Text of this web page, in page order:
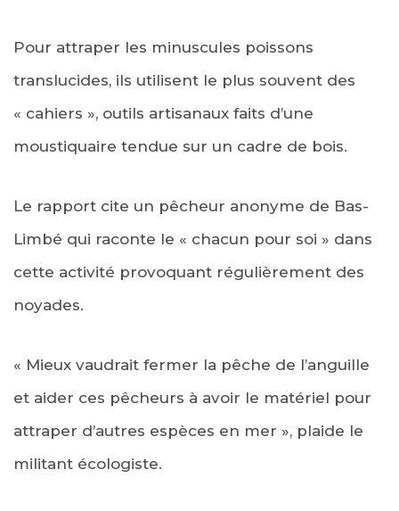
Pour attraper les minuscules poissons
translucides, ils utilisent le plus souvent des
« cahiers », outils artisanaux faits d’une
moustiquaire tendue sur un cadre de bois.
Le rapport cite un pêcheur anonyme de Bas-
Limbé qui raconte le « chacun pour soi » dans
cette activité provoquant régulièrement des
noyades.
« Mieux vaudrait fermer la pêche de l’anguille
et aider ces pêcheurs à avoir le matériel pour
attraper d’autres espèces en mer », plaide le
militant écologiste.